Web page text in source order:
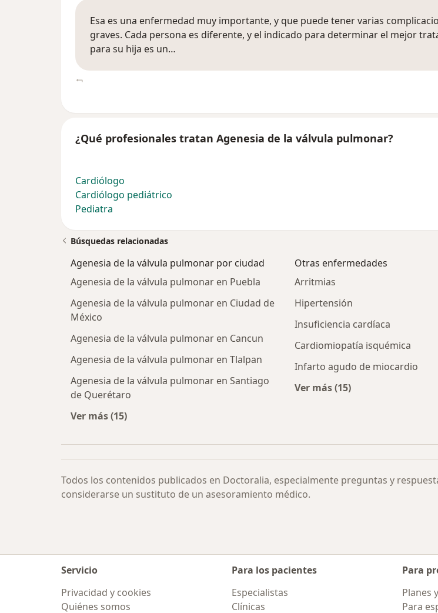
Esa es una enfermedad muy importante, y que puede tener varias
graves. Cada persona es diferente, y el indicado para determinar el mejor
para su hija es un…
¿Qué profesionales tratan Agenesia de la válvula pulmonar?
Cardiólogo
Cardiólogo pediátrico
Pediatra
Búsquedas relacionadas
Agenesia de la válvula pulmonar por ciudad
Agenesia de la válvula pulmonar en Puebla
Agenesia de la válvula pulmonar en Ciudad de
México
Agenesia de la válvula pulmonar en Cancun
Agenesia de la válvula pulmonar en Tlalpan
Agenesia de la válvula pulmonar en Santiago
de Querétaro
Ver más (15)
Otras enfermedades
Arritmias
Hipertensión
Insuficiencia cardíaca
Cardiomiopatía isquémica
Infarto agudo de miocardio
Ver más (15)
Todos los contenidos publicados en Doctoralia, especialmente preguntas y
considerarse un sustituto de un asesoramiento médico.
Servicio
Privacidad y cookies
Quiénes somos
Para los pacientes
Especialistas
Clínicas
Para
Planes
Para